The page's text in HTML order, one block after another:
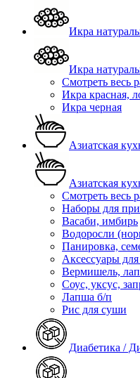
Икра
Икра
Смотреть весь
Икра красная,
Икра черная
Азиатская
Азиатская
Смотреть весь
Наборы для
Васаби, имбирь
Водоросли
Панировка,
Аксессуары
Вермишель,
Соус, уксус,
Лапша б/п
Рис для суши
Диабетика /